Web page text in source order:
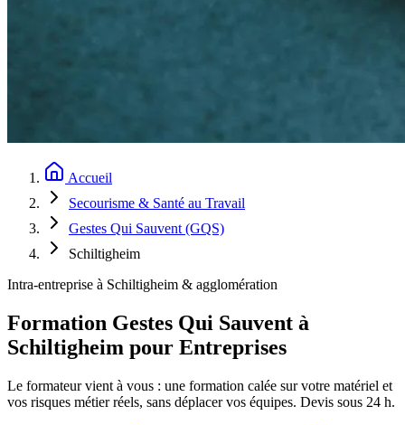
Accueil
Secourisme & Santé au Travail
Gestes Qui Sauvent (GQS)
Schiltigheim
Intra-entreprise à Schiltigheim & agglomération
Formation Gestes Qui Sauvent à
Schiltigheim pour Entreprises
Le formateur vient à vous : une formation calée sur votre matériel et
vos risques métier réels, sans déplacer vos équipes. Devis sous 24 h.